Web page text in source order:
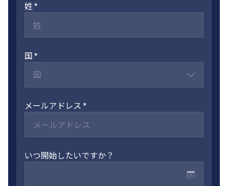
姓
国
国
メールアドレス
いつ開始したいですか？